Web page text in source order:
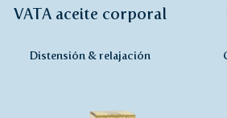
VATA aceite corporal
Distensión & relajación